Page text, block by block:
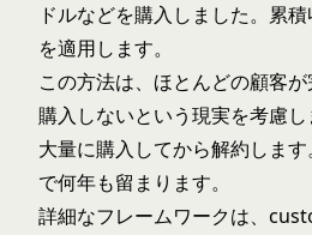
ドルなどを購入しました。累
を適用します。
この方法は、ほとんどの顧客
購入しないという現実を考慮
大量に購入してから解約しま
で何年も留まります。
詳細なフレームワークは、